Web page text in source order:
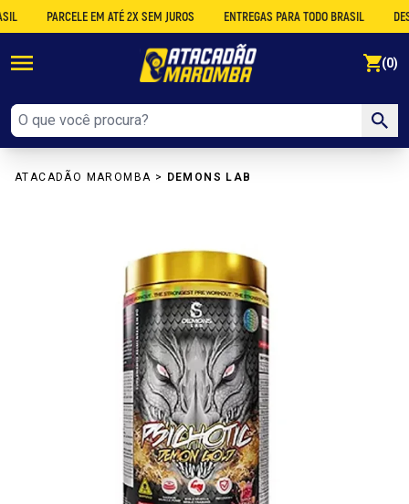
PARCELE EM ATÉ 2X SEM JUROS ENTREGAS PARA TODO BRASIL
(0)
ATACADÃO MAROMBA > DEMONS LAB